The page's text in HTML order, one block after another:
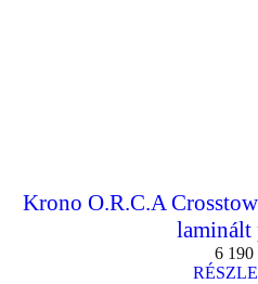
Krono O.R.C.A
laminált
6 190